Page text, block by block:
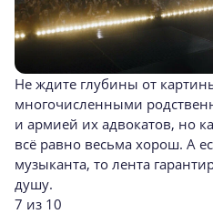
Не ждите глубины от
многочисленными
и армией их адвокатов, но
всё равно весьма хорош. А
музыканта, то лента
душу.
7 из 10